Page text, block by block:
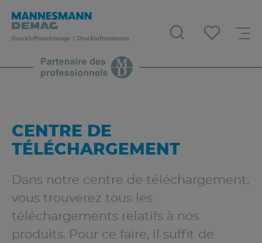
CENTRE DE
TÉLÉCHARGEMENT
Dans notre centre de téléchargement,
vous trouverez tous les
téléchargements relatifs à nos
produits. Pour ce faire, il suffit de